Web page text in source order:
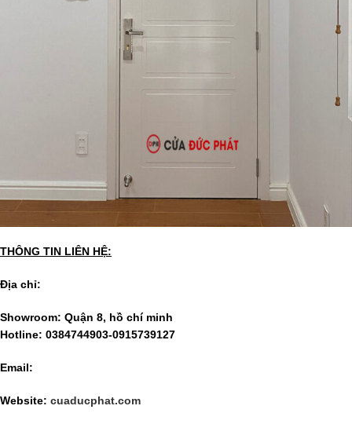
THÔNG TIN LIÊN HỆ:
Địa chỉ:
Showroom: Quận 8, hồ chí minh
Hotline: 0384744903-0915739127
Email:
Website: cuaducphat.com